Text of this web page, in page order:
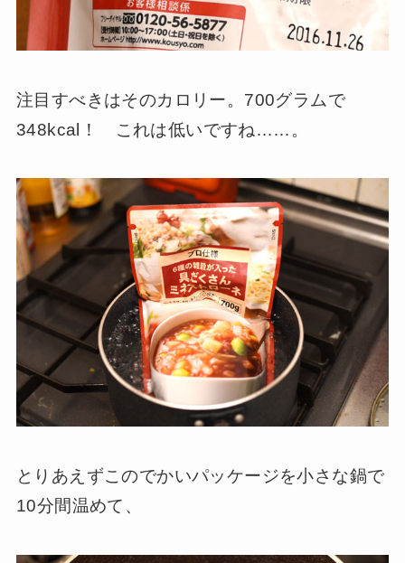
注目すべきはそのカロリー。700グラムで
348kcal！ これは低いですね……。
とりあえずこのでかいパッケージを小さな鍋で
10分間温めて、